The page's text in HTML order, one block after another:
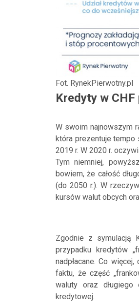
Fot. RynekPierwotny.pl
Kredyty w
W swoim najnowszym
która prezentuje tempo
2019 r. W 2020 r.
Tym niemniej,
bowiem, że całość
(do 2050 r.). W
kursów walut obcych
Zgodnie z symulacją
przypadku kredytów
nadpłacane. Co
faktu, że część
waluty oraz
kredytowej.